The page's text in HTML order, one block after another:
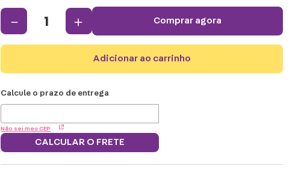
＋
－ comprar agora
adicionar ao carrinho
Não sei meu CEP
CALCULAR O FRETE